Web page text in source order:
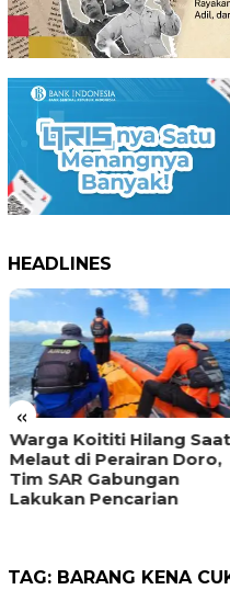
HEADLINES
«
Warga Koititi Hilang Saat
Melaut di Perairan Doro,
Tim SAR Gabungan
Lakukan Pencarian
TAG: BARANG KENA